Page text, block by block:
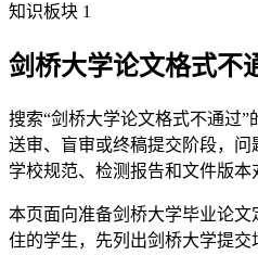
知识板块 1
剑桥大学论文格式不
搜索“剑桥大学论文格式不通过”
送审、盲审或终稿提交阶段，
学校规范、检测报告和文件版本
本页面向准备剑桥大学毕业论
住的学生，先列出剑桥大学提